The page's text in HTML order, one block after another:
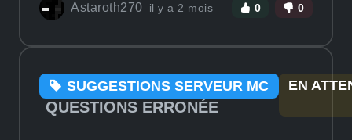
Astaroth270 il y a 2 mois 0 0
SUGGESTIONS SERVEUR MC
QUESTIONS ERRONÉE
EN